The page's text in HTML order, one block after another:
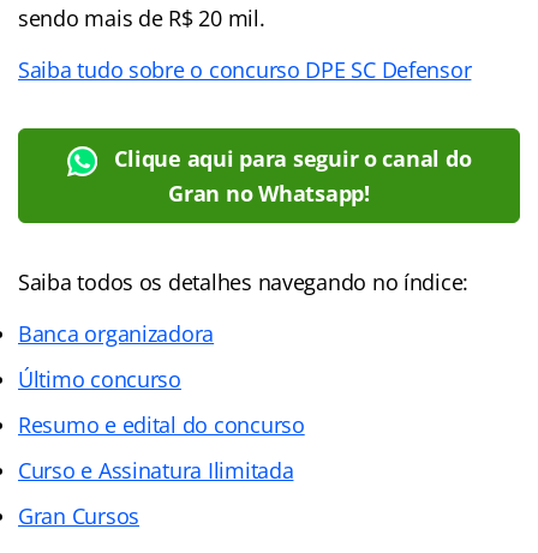
sendo mais de R$ 20 mil.
Saiba tudo sobre o concurso DPE SC Defensor
Clique aqui para seguir o canal do
Gran no Whatsapp!
Saiba todos os detalhes navegando no índice:
Banca organizadora
Último concurso
Resumo e edital do concurso
Curso e Assinatura Ilimitada
Gran Cursos